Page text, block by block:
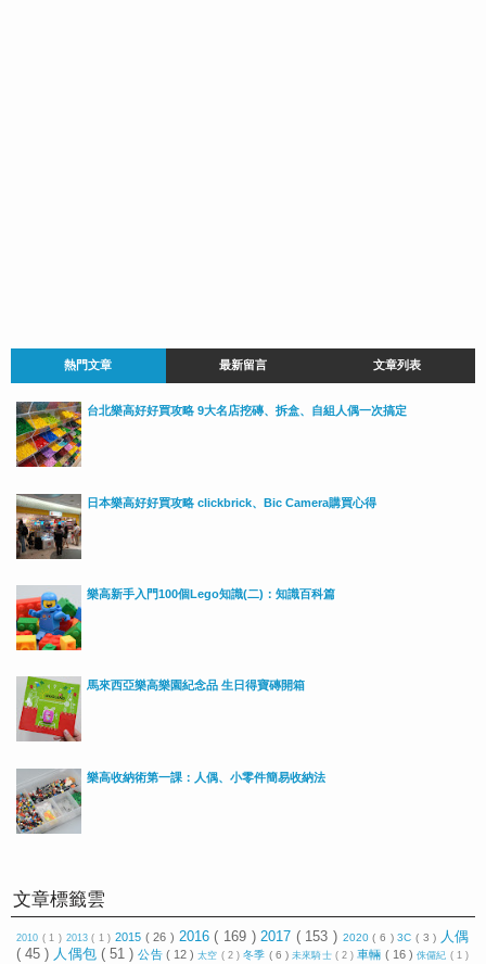
熱門文章 最新留言 文章列表
台北樂高好好買攻略 9大名店挖磚、拆盒、自組人偶一次搞定
日本樂高好好買攻略 clickbrick、Bic Camera購買心得
樂高新手入門100個Lego知識(二)：知識百科篇
馬來西亞樂高樂園紀念品 生日得寶磚開箱
樂高收納術第一課：人偶、小零件簡易收納法
文章標籤雲
2010 ( 1 ) 2013( 1 )2015 ( 26 ) 2016( 169 )2017 ( 153 ) 2020( 6 )3C ( 3 ) 人偶
( 45 ) 人偶包( 51 )公告 ( 12 )太空 ( 2 )冬季 ( 6 )未來騎士 ( 2 )車輛 ( 16 )侏儸紀 ( 1 )